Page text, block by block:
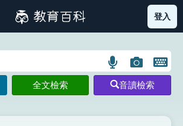
筆畫索引圖示 部首索引表圖示
登入
語
言
搜
圖
片
搜
開
鍵
圖
全文檢索 音讀檢索